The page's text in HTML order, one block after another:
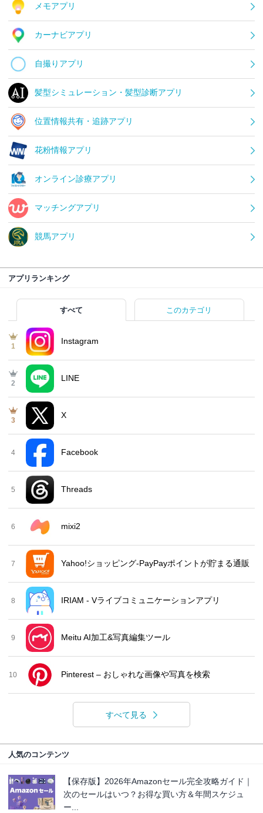
メモアプリ
カーナビアプリ
自撮りアプリ
髪型シミュレーション・髪型診断アプリ
位置情報共有・追跡アプリ
花粉情報アプリ
オンライン診療アプリ
マッチングアプリ
競馬アプリ
アプリランキング
すべて このカテゴリ
1
Instagram
2
LINE
3
X
4 Facebook
5 Threads
6 mixi2
7 Yahoo!ショッピング-PayPayポイントが貯まる通販
8 IRIAM - Vライブコミュニケーションアプリ
9 Meitu AI加工&写真編集ツール
10 Pinterest – おしゃれな画像や写真を検索
すべて見る
人気のコンテンツ
【保存版】2026年Amazonセール完全攻略ガイド｜
次のセールはいつ？お得な買い方＆年間スケジュ
ー...